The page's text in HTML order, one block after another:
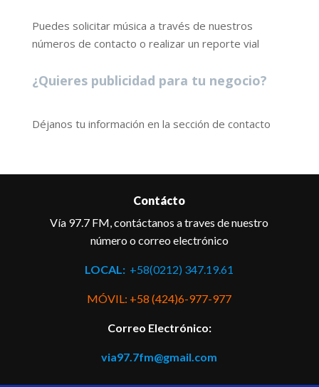
Puedes solicitar música a través de nuestros
números de contacto o realizar un reporte vial
¿Quieres publicidad para tu negocio?
Déjanos tu información en la sección de contacto
Contácto
Vía 97.7 FM, contáctanos a traves de nuestro
número o correo electrónico
LOCAL: +58(0212) 347.19.61
MÓVIL: +58 (424)6-977-977
Correo Electrónico:
via97.7fm@gmail.com